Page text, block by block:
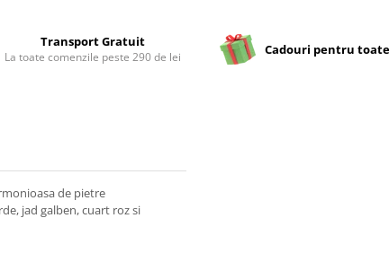
Transport Gratuit
La toate comenzile peste 290 de lei Cadouri pentru
de pietre
jad galben, cuart roz si